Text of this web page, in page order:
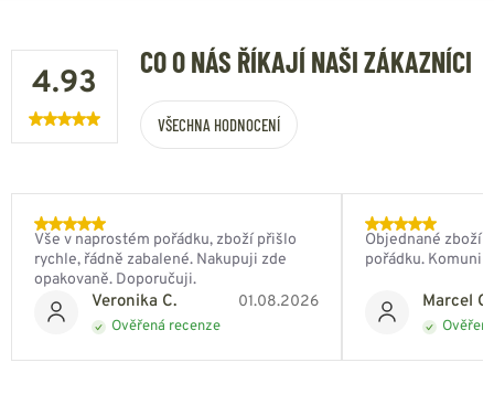
4.93
CO O NÁS ŘÍKAJÍ NAŠI ZÁKAZNÍCI
VŠECHNA HODNOCENÍ
Veronika C. 01.08.2026
Ověřená recenze
Vše v naprostém pořádku, zboží přišlo
rychle, řádně zabalené. Nakupuji zde
opakovaně. Doporučuji.
Marcel
Objednané zboží
pořádku.